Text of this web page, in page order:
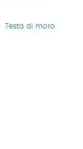
Testa di moro